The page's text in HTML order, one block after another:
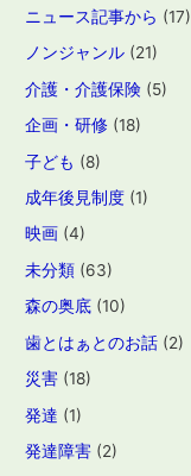
ニュース記事から (17)
ノンジャンル (21)
介護・介護保険 (5)
企画・研修 (18)
子ども (8)
成年後見制度 (1)
映画 (4)
未分類 (63)
森の奥底 (10)
歯とはぁとのお話 (2)
災害 (18)
発達 (1)
発達障害 (2)